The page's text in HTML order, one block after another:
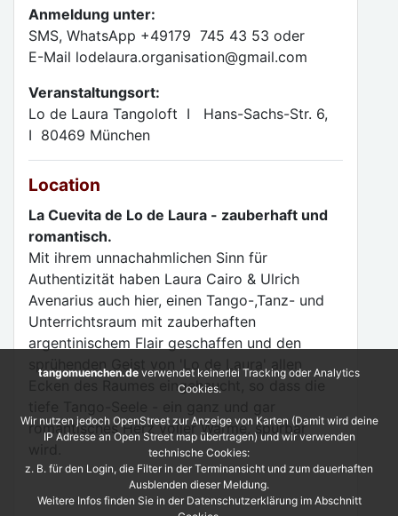
Anmeldung unter:
SMS, WhatsApp +49179 745 43 53 oder
E-Mail lodelaura.organisation@gmail.com
Veranstaltungsort:
Lo de Laura Tangoloft I Hans-Sachs-Str. 6,
I 80469 München
Location
La Cuevita de Lo de Laura - zauberhaft und
romantisch.
Mit ihrem unnachahmlichen Sinn für
Authentizität haben Laura Cairo & Ulrich
Avenarius auch hier, einen Tango-,Tanz- und
Unterrichtsraum mit zauberhaften
argentinischem Flair geschaffen und den
sprühenden Geist von 'Lo de Laura' allen
Ecken des Raumes eingehaucht, so dass die
romantisches Herz voller Wärme, spürbar
tangomuenchen.de verwendet keinerlei Tracking oder Analytics
Cookies.
Wir nutzen jedoch OpenStreet zur Anzeige von Karten (Damit wird deine
IP Adresse an Open Street map übertragen) und wir verwenden
technische Cookies:
z. B. für den Login, die Filter in der Terminansicht und zum dauerhaften
Ausblenden dieser Meldung.
Weitere Infos finden Sie in der Datenschutzerklärung im Abschnitt